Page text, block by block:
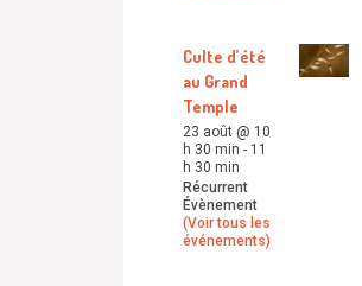
Culte d’été
au Grand
Temple
23 août @ 10
h 30 min - 11
h 30 min
Récurrent
Évènement
(Voir tous les
événements)